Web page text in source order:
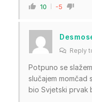
10 -5
Reply
Potpuno se
slučajem momčad
bio Svjetski prvak